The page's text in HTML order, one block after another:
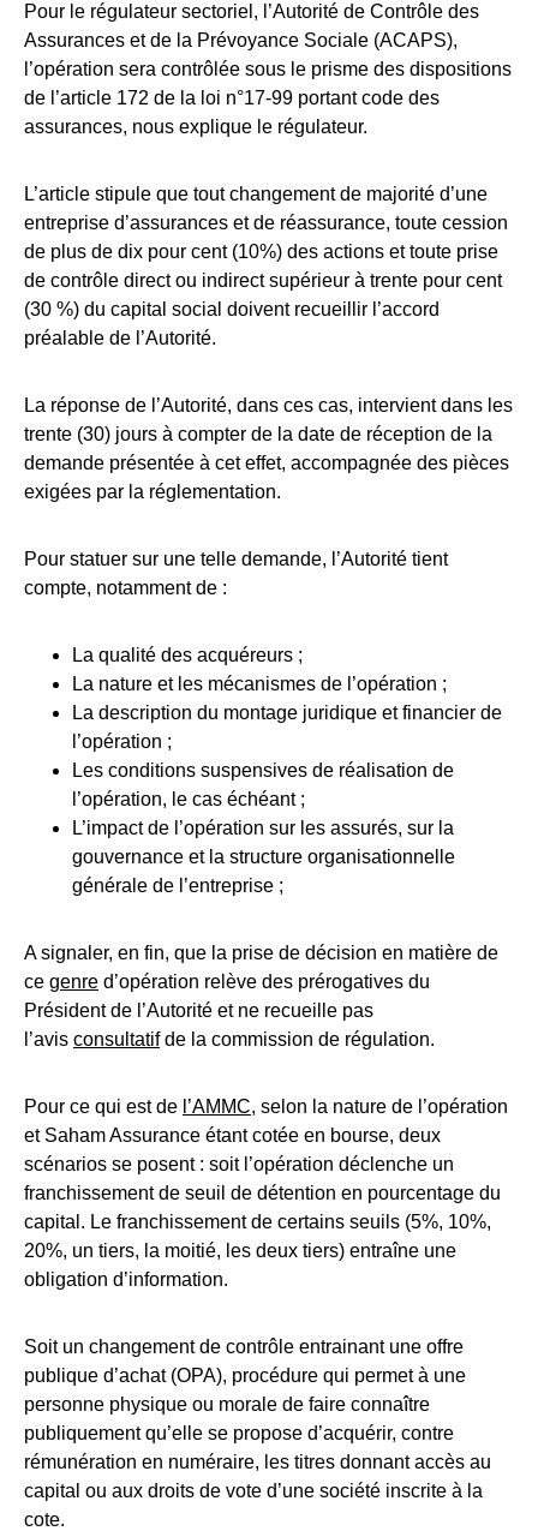
Pour le régulateur sectoriel, l’Autorité de Contrôle des
Assurances et de la Prévoyance Sociale (ACAPS),
l’opération sera contrôlée sous le prisme des dispositions
de l’article 172 de la loi n°17-99 portant code des
assurances, nous explique le régulateur.
L’article stipule que tout changement de majorité d’une
entreprise d’assurances et de réassurance, toute cession
de plus de dix pour cent (10%) des actions et toute prise
de contrôle direct ou indirect supérieur à trente pour cent
(30 %) du capital social doivent recueillir l’accord
préalable de l’Autorité.
La réponse de l’Autorité, dans ces cas, intervient dans les
trente (30) jours à compter de la date de réception de la
demande présentée à cet effet, accompagnée des pièces
exigées par la réglementation.
Pour statuer sur une telle demande, l’Autorité tient
compte, notamment de :
La qualité des acquéreurs ;
La nature et les mécanismes de l’opération ;
La description du montage juridique et financier de
l’opération ;
Les conditions suspensives de réalisation de
l’opération, le cas échéant ;
L’impact de l’opération sur les assurés, sur la
gouvernance et la structure organisationnelle
générale de l’entreprise ;
A signaler, en fin, que la prise de décision en matière de
ce genre d’opération relève des prérogatives du
Président de l’Autorité et ne recueille pas
l’avis consultatifde la commission de régulation.
Pour ce qui est de l’AMMC, selon la nature de l’opération
et Saham Assurance étant cotée en bourse, deux
scénarios se posent : soit l’opération déclenche un
franchissement de seuil de détention en pourcentage du
capital. Le franchissement de certains seuils (5%, 10%,
20%, un tiers, la moitié, les deux tiers) entraîne une
obligation d’information.
Soit un changement de contrôle entrainant une offre
publique d’achat (OPA), procédure qui permet à une
personne physique ou morale de faire connaître
publiquement qu’elle se propose d’acquérir, contre
rémunération en numéraire, les titres donnant accès au
capital ou aux droits de vote d’une société inscrite à la
cote.